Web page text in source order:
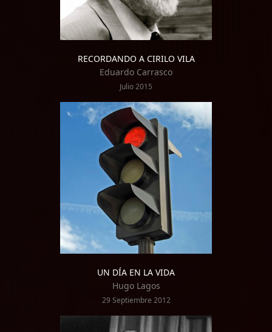
RECORDANDO A CIRILO VILA
Eduardo Carrasco
Julio 2015
UN DÍA EN LA VIDA
Hugo Lagos
29 Septiembre 2012